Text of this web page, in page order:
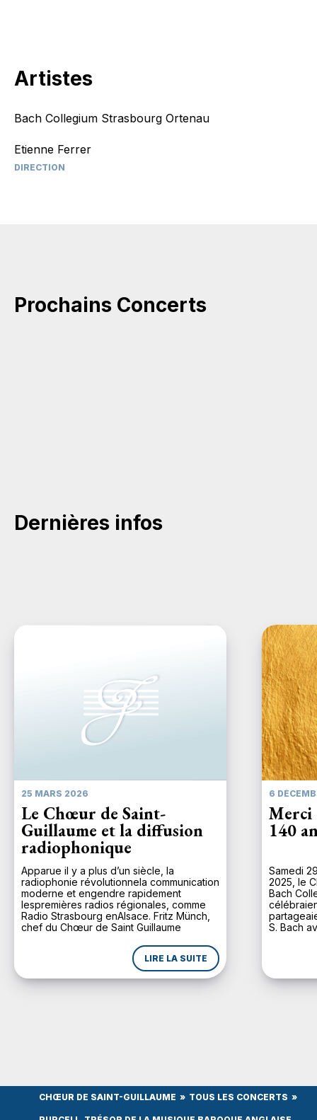
Artistes
Bach Collegium Strasbourg Ortenau
Etienne Ferrer
DIRECTION
Prochains Concerts
Dernières infos
25 MARS 2026
Le Chœur de Saint-
Guillaume et la diffusion
radiophonique
Apparue il y a plus d’un siècle, la
radiophonie révolutionnela communication
moderne et engendre rapidement
lespremières radios régionales, comme
Radio Strasbourg enAlsace. Fritz Münch,
chef du Chœur de Saint Guillaume
l’importance de ce média pour uneplus
large diffusion de la musique. Lors de son
inaugurationle 11 novembre 1930, Radio
Strasbourg diffuse en […]
LIRE LA SUITE
6
Merci
140
Samedi
2025, le
Bach
S. Bach
CHŒUR DE SAINT-GUILLAUME TOUS LES CONCERTS